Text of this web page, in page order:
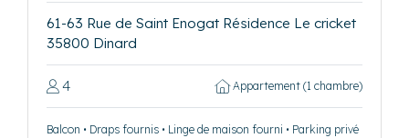
61-63 Rue de Saint Enogat Résidence Le cricket
35800 Dinard
4 Appartement (1 chambre)
Balcon • Draps fournis • Linge de maison fourni • Parking privé